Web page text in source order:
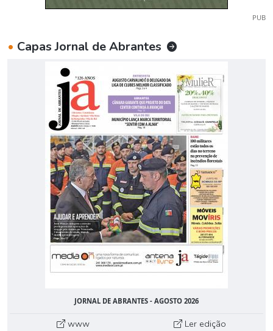
PUB
• Capas Jornal de Abrantes
JORNAL DE ABRANTES - AGOSTO 2026
www Ler edição